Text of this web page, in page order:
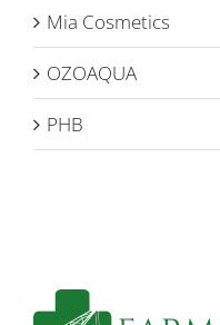
Mia Cosmetics
OZOAQUA
PHB